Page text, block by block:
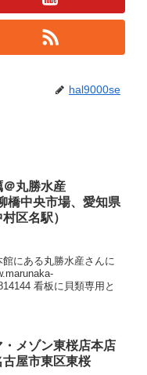
hal9000se
丸勝水産
橋中央市場、愛知県
区名駅）
にある丸勝水産さんに
看板に貝類専用と
・メゾン東桜店本店
古屋市東区東桜